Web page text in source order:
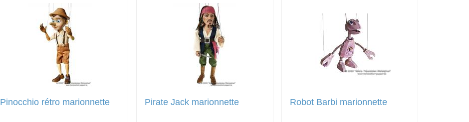
Pinocchio rétro marionnette Pirate Jack marionnette Robot Barbi marionnette